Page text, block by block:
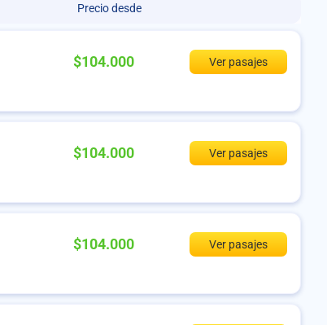
Precio desde
$104.000 Ver pasajes
$104.000 Ver pasajes
$104.000 Ver pasajes